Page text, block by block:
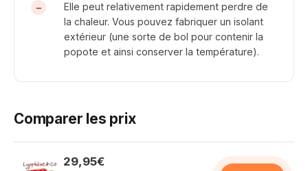
Elle peut relativement rapidement perdre de
la chaleur​. Vous pouvez fabriquer un isolant
extérieur (une sorte de bol pour contenir la
popote et ainsi conserver la température).
Comparer les prix
29,95€